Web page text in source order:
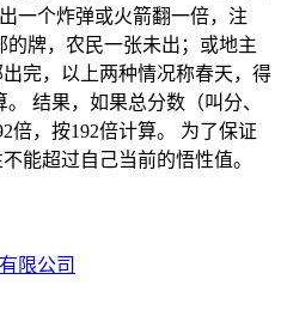
一个炸弹或火箭翻一倍，注
牌，农民一张未出；或地主
完，以上两种情况称春天，得
结果，如果总分数（叫分、
倍，按192倍计算。 为了保证
能超过自己当前的悟性值。
限公司